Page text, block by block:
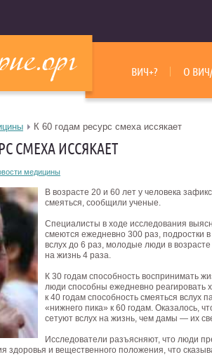
ВИЧ+? О
К 60 годам ресурс смеха иссякает
СМЕХА ИССЯКАЕТ
медицины
В возрасте 20 и 60 лет у человека
смеяться, сообщили ученые.
Специалисты в ходе исследования
смеются ежедневно 300 раз, подростки
вслух до 6 раз, молодые люди в
на жизнь 4 раза.
К 30 годам способность воспринимать
люди способны ежедневно реагировать
к 40 годам способность смеяться вслух
«нижнего пика» к 60 годам. Оказалось,
сетуют вслух на жизнь, чем дамы — их
Исследователи разъясняют, что люди
здоровья и вещественного положения, что